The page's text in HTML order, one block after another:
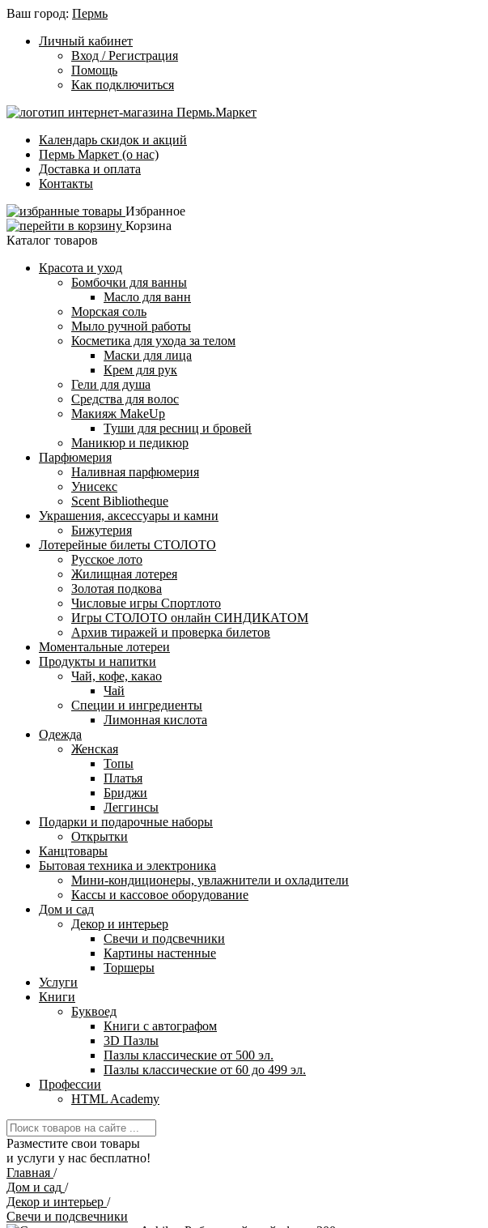
Ваш город: Пермь
Личный кабинет
Вход / Регистрация
Помощь
Как подключиться
Календарь скидок и акций
Пермь Маркет (о нас)
Доставка и оплата
Контакты
Избранное
Корзина
Каталог товаров
Красота и уход
Бомбочки для ванны
Масло для ванн
Морская соль
Мыло ручной работы
Косметика для ухода за телом
Маски для лица
Крем для рук
Гели для душа
Средства для волос
Макияж MakeUp
Туши для ресниц и бровей
Маникюр и педикюр
Парфюмерия
Наливная парфюмерия
Унисекс
Scent Bibliotheque
Украшения, аксессуары и камни
Бижутерия
Лотерейные билеты СТОЛОТО
Русское лото
Жилищная лотерея
Золотая подкова
Числовые игры Спортлото
Игры СТОЛОТО онлайн СИНДИКАТОМ
Архив тиражей и проверка билетов
Моментальные лотереи
Продукты и напитки
Чай, кофе, какао
Чай
Специи и ингредиенты
Лимонная кислота
Одежда
Женская
Топы
Платья
Бриджи
Леггинсы
Подарки и подарочные наборы
Открытки
Канцтовары
Бытовая техника и электроника
Мини-кондиционеры, увлажнители и охладители
Кассы и кассовое оборудование
Дом и сад
Декор и интерьер
Свечи и подсвечники
Картины настенные
Торшеры
Услуги
Книги
Буквоед
Книги с автографом
3D Пазлы
Пазлы классические от 500 эл.
Пазлы классические от 60 до 499 эл.
Профессии
HTML Academy
Разместите свои товары
и услуги у нас бесплатно!
Главная /
Дом и сад /
Декор и интерьер /
Свечи и подсвечники